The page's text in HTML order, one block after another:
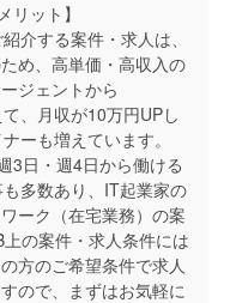
リット】
介する案件・求人は、
め、高単価・高収入の
ジェントから
、月収が10万円UPし
ーも増えています。
3日・週4日から働ける
多数あり、IT起業家の
ーク（在宅業務）の案
の案件・求人条件には
方のご希望条件で求人
ので、まずはお気軽に